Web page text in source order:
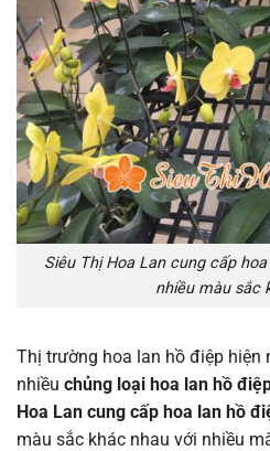
Siêu Thị Hoa Lan cung cấp
nhiều màu sắc
Thị trường hoa lan hồ điệp hiện
nhiều chủng loại hoa lan hồ
Hoa Lan cung cấp hoa lan hồ
màu sắc khác nhau với nhiều